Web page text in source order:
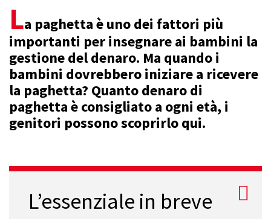
La paghetta è uno dei fattori più
importanti per insegnare ai bambini la
gestione del denaro. Ma quando i
bambini dovrebbero iniziare a ricevere
la paghetta? Quanto denaro di
paghetta è consigliato a ogni età, i
genitori possono scoprirlo qui.
L’essenziale in breve